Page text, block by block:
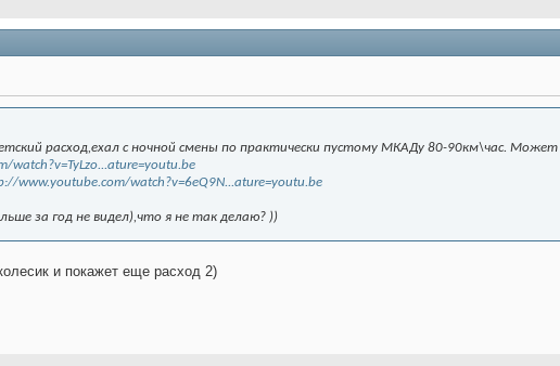
расход,ехал с ночной смены по практически пустому МКАДу 80-90км\час.
watch?v=TyLzo...ature=youtu.be
www.youtube.com/watch?v=6eQ9N...ature=youtu.be
за год не видел),что я не так делаю? ))
и покажет еще расход 2)